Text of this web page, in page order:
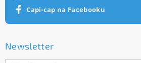
Capi-cap na Facebooku
Newsletter